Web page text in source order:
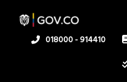
contenido
Linea
018000 - 914410